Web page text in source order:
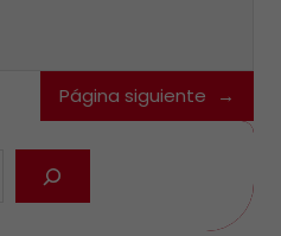
Página siguiente →